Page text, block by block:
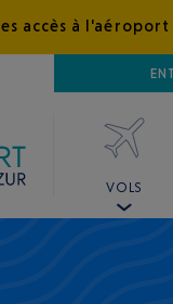
accès à l'aéroport
D'AZUR
VOLS